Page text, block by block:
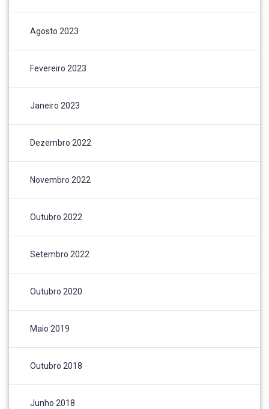
Agosto 2023
Fevereiro 2023
Janeiro 2023
Dezembro 2022
Novembro 2022
Outubro 2022
Setembro 2022
Outubro 2020
Maio 2019
Outubro 2018
Junho 2018